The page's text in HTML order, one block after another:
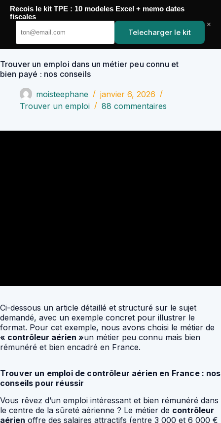
Passer
contenu
YoupiJobs
Trouver un emploi dans un métier peu connu et
bien payé : nos conseils
moisteephane
janvier 6, 2026
Trouver un emploi
88 commentaires
Ci-dessous un article détaillé et structuré sur le sujet
demandé, avec un exemple concret pour illustrer le
format. Pour cet exemple, nous avons choisi le métier de
« contrôleur aérien »un métier peu connu mais bien
rémunéré et bien encadré en France.
Trouver un emploi de contrôleur aérien en France : nos
conseils pour réussir
Vous rêvez d’un emploi intéressant et bien rémunéré dans
le centre de la sûreté aérienne ? Le métier de contrôleur
aérien offre des salaires attractifs (entre 3 000 et 6 000 €
Recois le kit TPE : 10 modeles Excel + memo dates
fiscales
Telecharger le kit
×